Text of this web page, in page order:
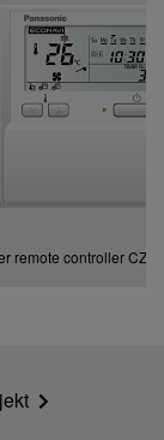
remote controller CZ-